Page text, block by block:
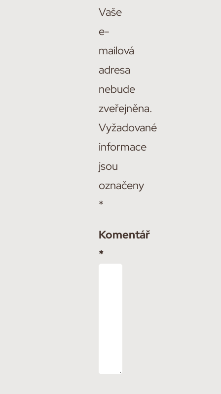
Vaše
e-
mailová
adresa
nebude
zveřejněna.
Vyžadované
informace
jsou
označeny
*
Komentář
*